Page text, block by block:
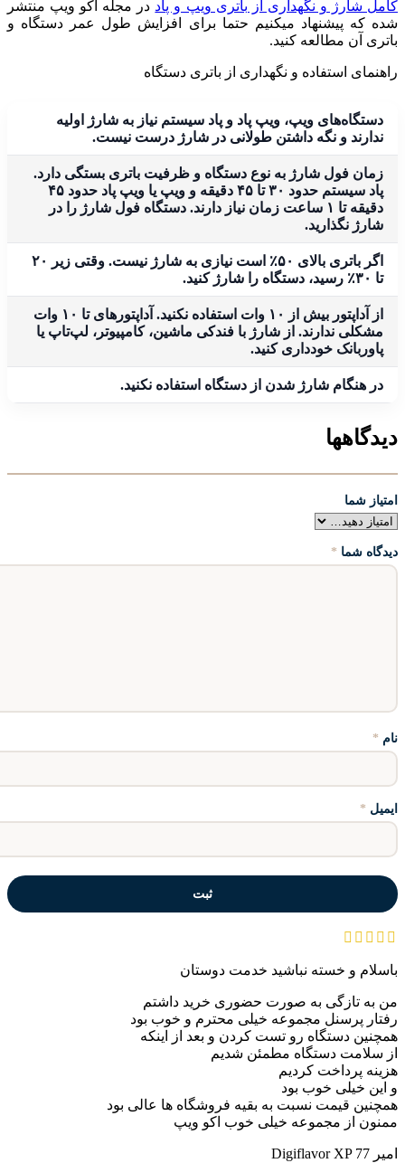
کامل شارژ و نگهداری از باتری ویپ و پاد در مجله آکو ویپ منتشر
شده که پیشنهاد میکنیم حتما برای افزایش طول عمر دستگاه و
باتری آن مطالعه کنید.
راهنمای استفاده و نگهداری از باتری دستگاه
دستگاه‌های ویپ، ویپ پاد و پاد سیستم نیاز به شارژ اولیه
ندارند و نگه داشتن طولانی در شارژ درست نیست.
زمان فول شارژ به نوع دستگاه و ظرفیت باتری بستگی دارد.
پاد سیستم‌ حدود ۳۰ تا ۴۵ دقیقه و ویپ یا ویپ پاد حدود ۴۵
دقیقه تا ۱ ساعت زمان نیاز دارند. دستگاه فول شارژ را در
شارژ نگذارید.
اگر باتری بالای ۵۰٪ است نیازی به شارژ نیست. وقتی زیر ۲۰
تا ۳۰٪ رسید، دستگاه را شارژ کنید.
از آداپتور بیش از ۱۰ وات استفاده نکنید. آداپتورهای تا ۱۰ وات
مشکلی ندارند. از شارژ با فندکی ماشین، کامپیوتر، لپ‌تاپ یا
پاوربانک خودداری کنید.
در هنگام شارژ شدن از دستگاه استفاده نکنید.
دیدگاهها
امتیاز شما
دیدگاه شما *
نام *
ایمیل *
باسلام و خسته نباشید خدمت دوستان
من به تازگی به صورت حضوری خرید داشتم
رفتار پرسنل مجموعه خیلی محترم و خوب بود
همچنین دستگاه رو تست کردن و بعد از اینکه
از سلامت دستگاه مطمئن شدیم
هزینه پرداخت کردیم
و این خیلی خوب بود
همچنین قیمت نسبت به بقیه فروشگاه ها عالی بود
ممنون از مجموعه خیلی خوب اکو ویپ
امیر Digiflavor XP 77